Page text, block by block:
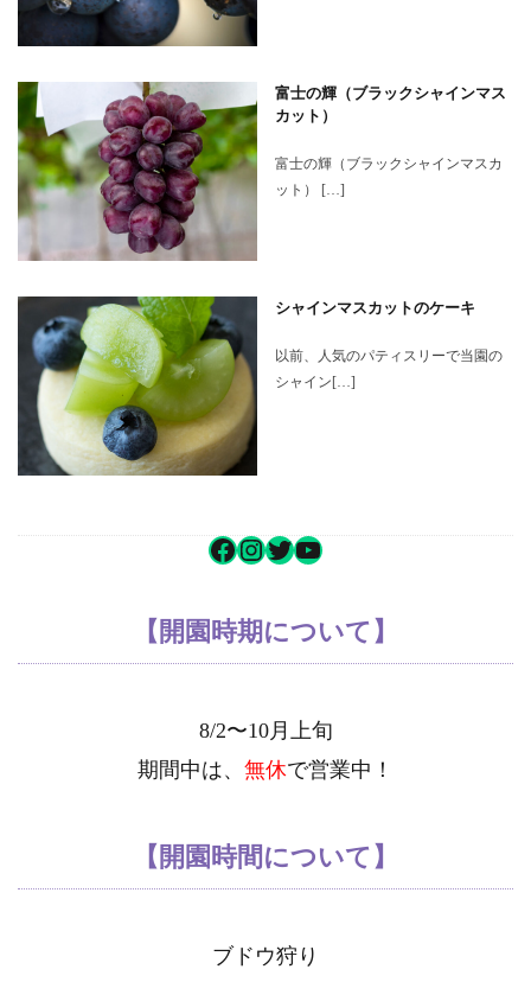
富士の輝（ブラックシャインマス
カット）
富士の輝（ブラックシャインマスカ
ット） […]
シャインマスカットのケーキ
以前、人気のパティスリーで当園の
シャイン[…]
【開園時期について】
8/2〜10月上旬
期間中は、 無休で営業中！
【開園時間について】
ブドウ狩り